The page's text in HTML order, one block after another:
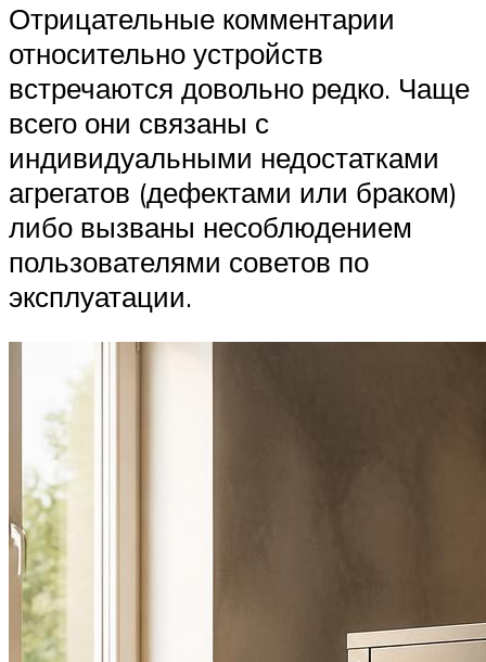
Отрицательные комментарии
относительно устройств
встречаются довольно редко. Чаще
всего они связаны с
индивидуальными недостатками
агрегатов (дефектами или браком)
либо вызваны несоблюдением
пользователями советов по
эксплуатации.